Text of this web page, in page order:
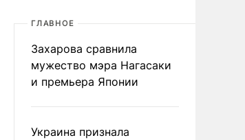
ГЛАВНОЕ
Захарова сравнила
мужество мэра Нагасаки
и премьера Японии
Украина признала